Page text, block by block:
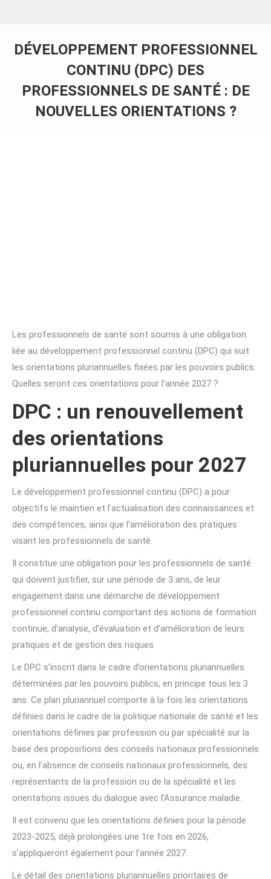
DÉVELOPPEMENT PROFESSIONNEL
CONTINU (DPC) DES
PROFESSIONNELS DE SANTÉ : DE
NOUVELLES ORIENTATIONS ?
Les professionnels de santé sont soumis à une obligation
liée au développement professionnel continu (DPC) qui suit
les orientations pluriannuelles fixées par les pouvoirs publics.
Quelles seront ces orientations pour l’année 2027 ?
DPC : un renouvellement
des orientations
pluriannuelles pour 2027
Le développement professionnel continu (DPC) a pour
objectifs le maintien et l’actualisation des connaissances et
des compétences, ainsi que l’amélioration des pratiques
visant les professionnels de santé.
Il constitue une obligation pour les professionnels de santé
qui doivent justifier, sur une période de 3 ans, de leur
engagement dans une démarche de développement
professionnel continu comportant des actions de formation
continue, d’analyse, d’évaluation et d’amélioration de leurs
pratiques et de gestion des risques.
Le DPC s’inscrit dans le cadre d’orientations pluriannuelles
déterminées par les pouvoirs publics, en principe tous les 3
ans. Ce plan pluriannuel comporte à la fois les orientations
définies dans le cadre de la politique nationale de santé et les
orientations définies par profession ou par spécialité sur la
base des propositions des conseils nationaux professionnels
ou, en l’absence de conseils nationaux professionnels, des
représentants de la profession ou de la spécialité et les
orientations issues du dialogue avec l’Assurance maladie.
Il est convenu que les orientations définies pour la période
2023-2025, déjà prolongées une 1re fois en 2026,
s’appliqueront également pour l’année 2027.
Le détail des orientations pluriannuelles prioritaires de